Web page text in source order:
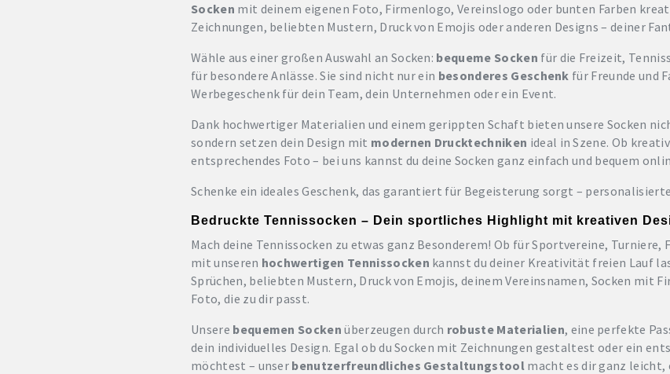
Socken mit deinem eigenen Foto, Firmenlogo, Vereinslogo oder bunten Farben
Zeichnungen, beliebten Mustern, Druck von Emojis oder anderen Designs – deiner
Wähle aus einer großen Auswahl an Socken: bequeme Socken für die Freizeit,
für besondere Anlässe. Sie sind nicht nur ein besonderes Geschenk für Freunde und
Werbegeschenk für dein Team, dein Unternehmen oder ein Event.
Dank hochwertiger Materialien und einem gerippten Schaft bieten unsere Socken
sondern setzen dein Design mit modernen Drucktechniken ideal in Szene. Ob
entsprechendes Foto – bei uns kannst du deine Socken ganz einfach und bequem
Schenke ein ideales Geschenk, das garantiert für Begeisterung sorgt – personalisierte
Bedruckte Tennissocken – Dein sportliches Highlight mit kreativen
Mach deine Tennissocken zu etwas ganz Besonderem! Ob für Sportvereine,
mit unseren hochwertigen Tennissocken kannst du deiner Kreativität freien Lauf
Sprüchen, beliebten Mustern, Druck von Emojis, deinem Vereinsnamen, Socken mit
Foto, die zu dir passt.
Unsere bequemen Socken überzeugen durch robuste Materialien, eine perfekte
dein individuelles Design. Egal ob du Socken mit Zeichnungen gestaltest oder ein
möchtest – unser benutzerfreundliches Gestaltungstool macht es dir ganz